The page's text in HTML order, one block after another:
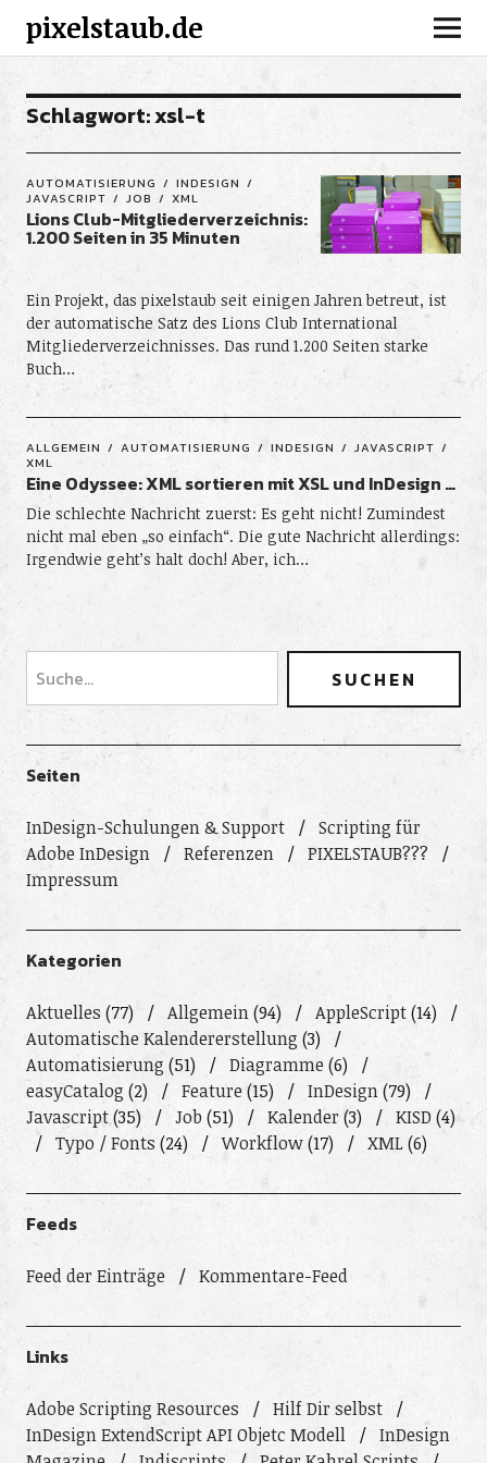
pixelstaub.de
Schlagwort:xsl-t
AUTOMATISIERUNG
INDESIGN
JAVASCRIPT
JOB XML
Lions Club-Mitgliederverzeichnis:
1.200 Seiten in 35 Minuten
Ein Projekt, das pixelstaub seit einigen Jahren betreut, ist
der automatische Satz des Lions Club International
Mitgliederverzeichnisses. Das rund 1.200 Seiten starke
Buch…
ALLGEMEIN AUTOMATISIERUNG INDESIGN
JAVASCRIPT
XML
Eine Odyssee: XML sortieren mit XSL und InDesign …
Die schlechte Nachricht zuerst: Es geht nicht! Zumindest
nicht mal eben „so einfach“. Die gute Nachricht allerdings:
Irgendwie geht’s halt doch! Aber, ich…
Seiten
InDesign-Schulungen & Support
Scripting für
Adobe InDesign
Referenzen
PIXELSTAUB???
Impressum
Kategorien
Aktuelles (77) Allgemein(94) AppleScript(14)
Automatische Kalendererstellung (3)
Automatisierung (51) Diagramme (6)
easyCatalog (2) Feature(15) InDesign(79)
Javascript(35) Job(51) Kalender (3) KISD (4)
Typo / Fonts (24) Workflow(17) XML(6)
Feeds
Feed der Einträge Kommentare-Feed
Links
Adobe Scripting Resources
Hilf Dir selbst
InDesign ExtendScript API Objetc Modell
InDesign